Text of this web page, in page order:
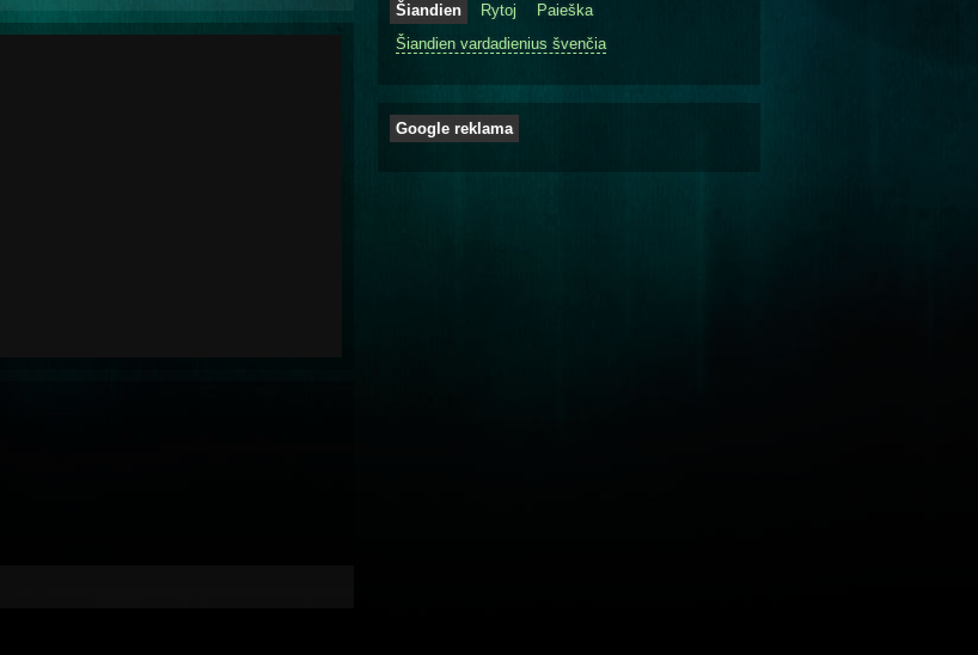
Šiandien Rytoj
Paieška
Šiandien vardadienius švenčia
Google reklama